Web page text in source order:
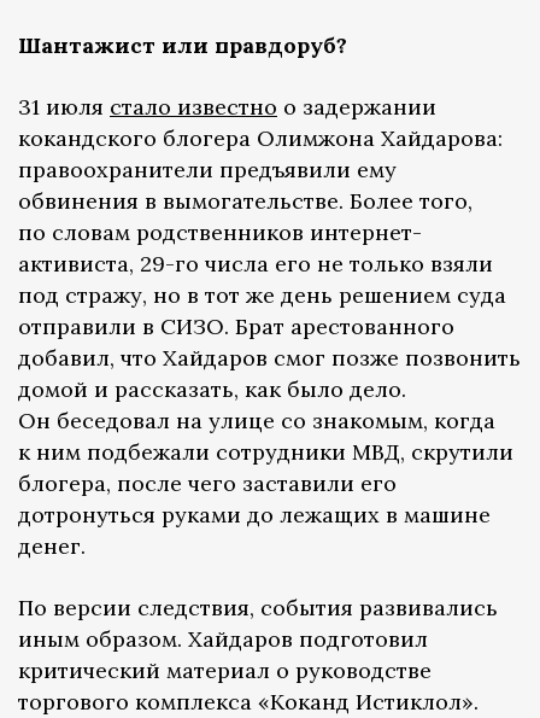
Шантажист или правдоруб?
31 июля стало известно о задержании
кокандского блогера Олимжона Хайдарова:
правоохранители предъявили ему
обвинения в вымогательстве. Более того,
по словам родственников интернет-
активиста, 29-го числа его не только взяли
под стражу, но в тот же день решением суда
отправили в СИЗО. Брат арестованного
добавил, что Хайдаров смог позже позвонить
домой и рассказать, как было дело.
Он беседовал на улице со знакомым, когда
к ним подбежали сотрудники МВД, скрутили
блогера, после чего заставили его
дотронуться руками до лежащих в машине
денег.
По версии следствия, события развивались
иным образом. Хайдаров подготовил
критический материал о руководстве
торгового комплекса «Коканд Истиклол».